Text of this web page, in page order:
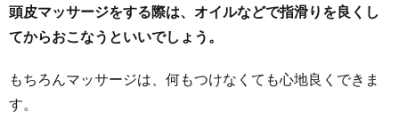
頭皮マッサージをする際は、オイルなどで指滑りを良くし
てからおこなうといいでしょう。
もちろんマッサージは、何もつけなくても心地良くできま
す。